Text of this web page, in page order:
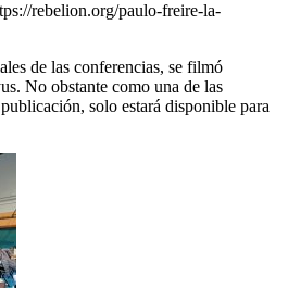
rebelion.org/paulo-freire-la-
de las conferencias, se filmó
No obstante como una de las
solo estará disponible para